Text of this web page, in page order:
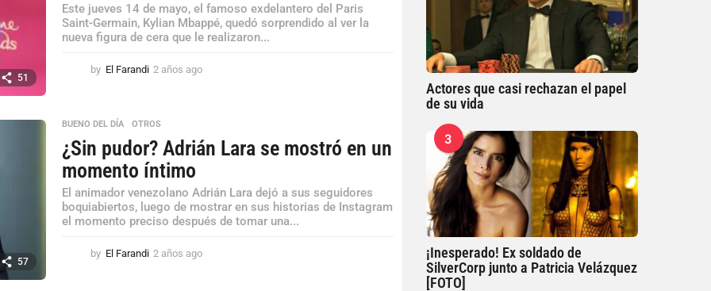
51
Este jueves 14 de mayo, el famoso exdelantero del Paris
Saint-Germain, Kylian Mbappé, quedó sorprendido al ver la
nueva figura de cera que le realizaron...
by El Farandi 2 años ago
a
57
BUENO DEL DÍA ,OTROS
¿Sin pudor? Adrián Lara se mostró en un
momento íntimo
El animador venezolano Adrián Lara dejó a sus seguidores
boquiabiertos, luego de mostrar en sus historias de Instagram
el momento preciso después de tomar una...
by El Farandi 2 años ago
Actores que casi rechazan el papel
de su vida
3
¡Inesperado! Ex soldado de
SilverCorp junto a Patricia Velázquez
[FOTO]